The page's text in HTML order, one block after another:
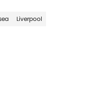
Liverpool